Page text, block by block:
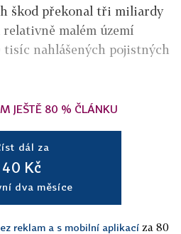
škod překonal tři miliardy
malém území
tisíc nahlášených pojistných
JEŠTĚ 80 % ČLÁNKU
dál za
40 Kč
dva měsíce
reklam a s mobilní aplikací za 80